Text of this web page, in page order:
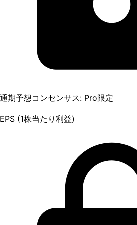
通期予想コンセンサス: Pro限定
EPS (1株当たり利益)